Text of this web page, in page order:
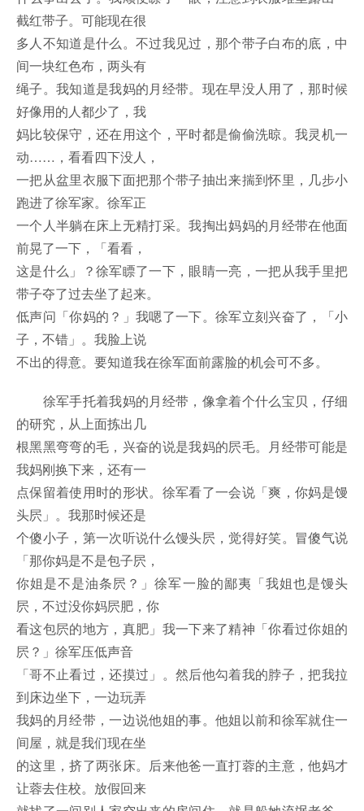
截红带子。可能现在很
多人不知道是什么。不过我见过，那个带子白布的底，中
间一块红色布，两头有
绳子。我知道是我妈的月经带。现在早没人用了，那时候
好像用的人都少了，我
妈比较保守，还在用这个，平时都是偷偷洗晾。我灵机一
动……，看看四下没人，
一把从盆里衣服下面把那个带子抽出来揣到怀里，几步小
跑进了徐军家。徐军正
一个人半躺在床上无精打采。我掏出妈妈的月经带在他面
前晃了一下，「看看，
这是什么」？徐军瞟了一下，眼睛一亮，一把从我手里把
带子夺了过去坐了起来。
低声问「你妈的？」我嗯了一下。徐军立刻兴奋了，「小
子，不错」。我脸上说
不出的得意。要知道我在徐军面前露脸的机会可不多。
徐军手托着我妈的月经带，像拿着个什么宝贝，仔细
的研究，从上面拣出几
根黑黑弯弯的毛，兴奋的说是我妈的屄毛。月经带可能是
我妈刚换下来，还有一
点保留着使用时的形状。徐军看了一会说「爽，你妈是馒
头屄」。我那时候还是
个傻小子，第一次听说什么馒头屄，觉得好笑。冒傻气说
「那你妈是不是包子屄，
你姐是不是油条屄？」徐军一脸的鄙夷「我姐也是馒头
屄，不过没你妈屄肥，你
看这包屄的地方，真肥」我一下来了精神「你看过你姐的
屄？」徐军压低声音
「哥不止看过，还摸过」。然后他勾着我的脖子，把我拉
到床边坐下，一边玩弄
我妈的月经带，一边说他姐的事。他姐以前和徐军就住一
间屋，就是我们现在坐
的这里，挤了两张床。后来他爸一直打蓉的主意，他妈才
让蓉去住校。放假回来